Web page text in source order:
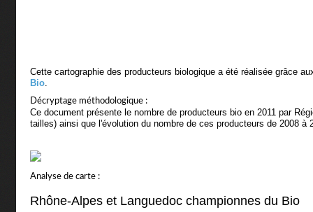
Cette cartographie des producteurs biologique a été réalisée grâce
Bio.
Décryptage méthodologique :
Ce document présente le nombre de producteurs bio en 2011 par
tailles) ainsi que l'évolution du nombre de ces producteurs de 2008 à
Analyse de carte :
Rhône-Alpes et Languedoc championnes du Bio